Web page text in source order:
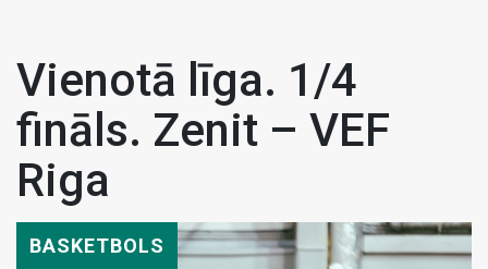
Vienotā līga. 1/4
fināls. Zenit – VEF
Riga
BASKETBOLS